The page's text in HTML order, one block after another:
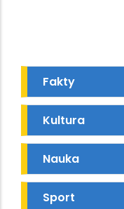
Fakty
Kultura
Nauka
Sport